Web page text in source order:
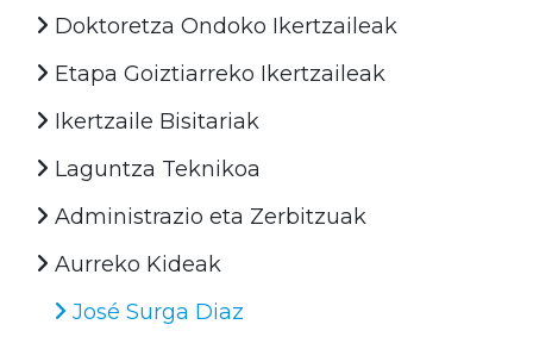
Doktoretza Ondoko Ikertzaileak
Etapa Goiztiarreko Ikertzaileak
Ikertzaile Bisitariak
Laguntza Teknikoa
Administrazio eta Zerbitzuak
Aurreko Kideak
José Surga Diaz